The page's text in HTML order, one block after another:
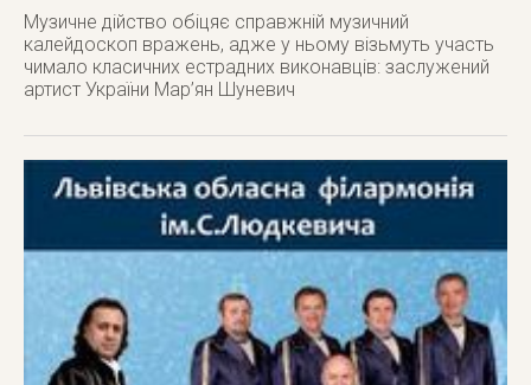
Музичне дійство обіцяє справжній музичний
калейдоскоп вражень, адже у ньому візьмуть участь
чимало класичних естрадних виконавців: заслужений
артист України Мар’ян Шуневич